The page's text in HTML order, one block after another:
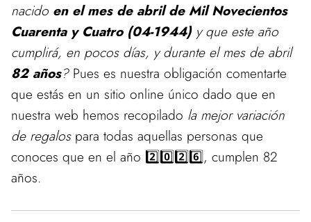
nacido en el mes de abril de Mil Novecientos
Cuarenta y Cuatro (04-1944)y que este año
cumplirá, en pocos días, y durante el mes de abril
82 años?Pues es nuestra obligación comentarte
que estás en un sitio online único dado que en
nuestra web hemos recopilado la mejor variación
de regalospara todas aquellas personas que
conoces que en el año 2️⃣0️⃣2️⃣6️⃣, cumplen 82
años.